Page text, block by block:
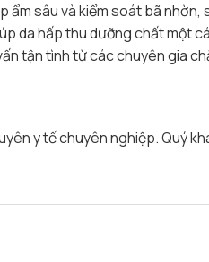
sâu và kiểm soát bã
hấp thu dưỡng chất một
tận tình từ các chuyên gia
y tế chuyên nghiệp. Quý